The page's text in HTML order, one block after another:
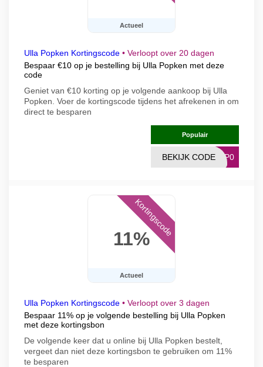
Actueel
Ulla Popken Kortingscode • Verloopt over 20 dagen
Bespaar €10 op je bestelling bij Ulla Popken met deze
code
Geniet van €10 korting op je volgende aankoop bij Ulla
Popken. Voer de kortingscode tijdens het afrekenen in om
direct te besparen
Populair
1UP0
BEKIJK CODE
11%
Actueel
Kortingscode
Ulla Popken Kortingscode • Verloopt over 3 dagen
Bespaar 11% op je volgende bestelling bij Ulla Popken
met deze kortingsbon
De volgende keer dat u online bij Ulla Popken bestelt,
vergeet dan niet deze kortingsbon te gebruiken om 11%
te besparen